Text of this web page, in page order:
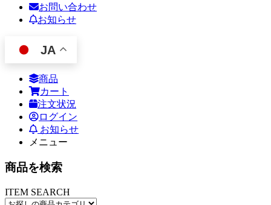
お問い合わせ
お知らせ
JA
商品
カート
注文状況
ログイン
お知らせ
メニュー
商品を検索
ITEM SEARCH